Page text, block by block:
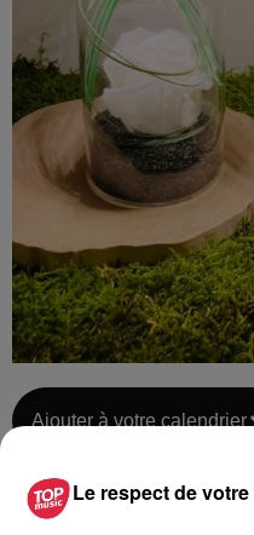
Ajouter à votre calendrier
Le respect de